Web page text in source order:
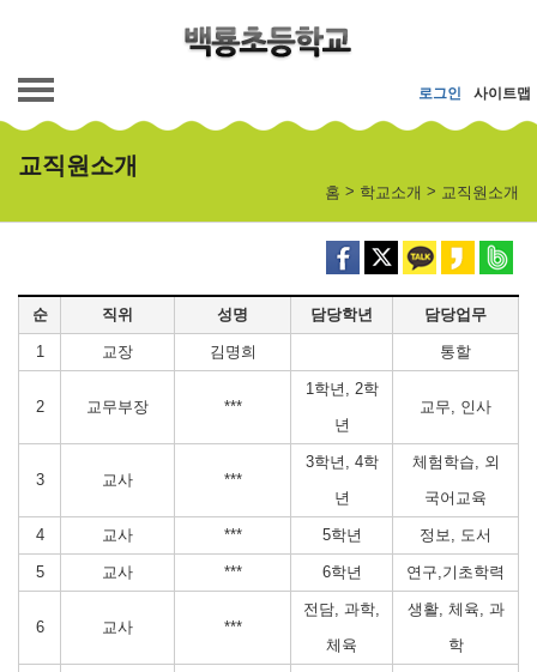
로그인 사이트맵
교직원소개
홈 > 학교소개 > 교직원소개
순 직위 성명 담당학년 담당업무
1 교장 김명희 통할
2 교무부장 ***
1학년, 2학
년
교무, 인사
3 교사 ***
3학년, 4학
년
체험학습, 외
국어교육
4 교사 *** 5학년 정보, 도서
5 교사 *** 6학년 연구,기초학력
6 교사 ***
전담, 과학,
체육
생활, 체육, 과
학